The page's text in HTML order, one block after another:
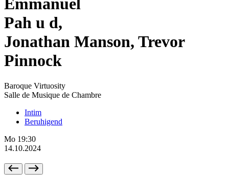
Emmanuel
Pah u d,
Jonathan Manson, Trevor
Pinnock
Baroque Virtuosity
Salle de Musique de Chambre
Intim
Beruhigend
Mo 19:30
14.10.2024